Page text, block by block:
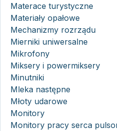
Materace turystyczne
Materiały opałowe
Mechanizmy rozrządu
Mierniki uniwersalne
Mikrofony
Miksery i powermiksery
Minutniki
Mleka następne
Młoty udarowe
Monitory
Monitory pracy serca